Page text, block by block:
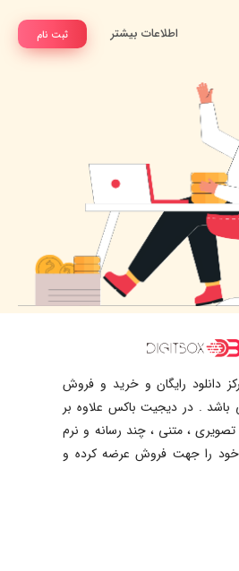
ثبت نام اطلاعات بیشتر
دانلود رایگان و خرید و فروش
باشد . در دیجیت باکس علاوه بر
تصویری ، متنی ، چند رسانه و نرم
خود را جهت فروش عرضه کرده و